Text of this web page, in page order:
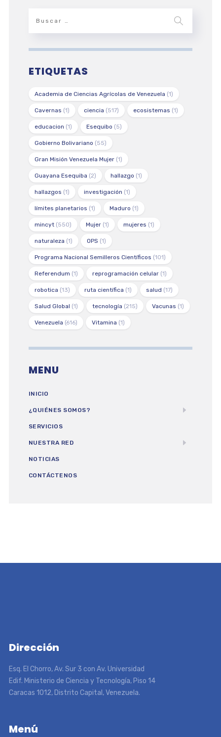
ETIQUETAS
Academia de Ciencias Agrícolas de Venezuela (1)
Cavernas (1) ciencia (517) ecosistemas (1)
educacion (1) Esequibo (5)
Gobierno Bolivariano (55)
Gran Misión Venezuela Mujer(1)
Guayana Esequiba (2) hallazgo (1)
hallazgos (1) investigación (1)
límites planetarios (1) Maduro (1)
mincyt(550) Mujer(1) mujeres (1)
naturaleza (1) OPS (1)
Programa Nacional Semilleros Científicos (101)
Referendum (1) reprogramación celular(1)
robotica (13) ruta científica (1) salud (17)
Salud Global (1) tecnología (215) Vacunas (1)
Venezuela (616) Vitamina (1)
MENU
INICIO
¿QUIÉNES SOMOS?
SERVICIOS
NUESTRA RED
NOTICIAS
CONTÁCTENOS
Dirección
Esq. El Chorro, Av. Sur 3 con Av. Universidad
Edif. Ministerio de Ciencia y Tecnología, Piso 14
Caracas 1012, Distrito Capital, Venezuela.
Menú